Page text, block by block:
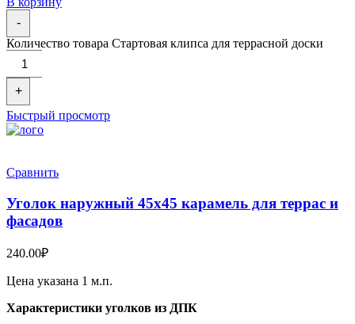
-
Количество товара Стартовая клипса для террасной доски
+
Быстрый просмотр
Сравнить
Уголок наружный 45х45 карамель для террас и
фасадов
240.00₽
Цена указана 1 м.п.
Характеристики уголков из ДПК